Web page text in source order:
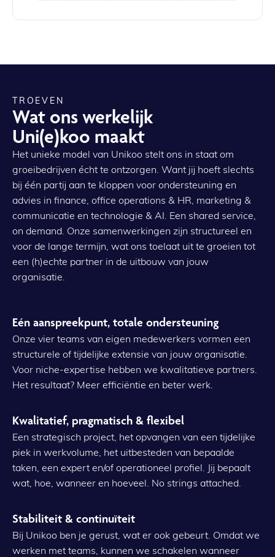
TROEVEN
Wat ons werkelijk
Uni(e)koo maakt
Het unieke model van Unikoo stelt ons in staat om
groeibedrijven écht te ontzorgen. Want jij hoeft slechts
bij één partij aan te kloppen voor ondersteuning en
advies in finance, office operations & HR, marketing &
communicatie en technologie & AI. Een shared service,
on demand. Onze samenwerkingen zijn structureel en
voor de lange termijn, wat ons toelaat uit te groeien tot
een (h)echte partner in de uitbouw van jouw
organisatie.
Eén aanspreekpunt, totale ondersteuning
Onze vier teams van eigen medewerkers vormen een
structurele of tijdelijke extensie van jouw organisatie.
Voor niche-expertise hebben we kwalitatieve partners.
Het resultaat? Meer efficiëntie en beter werk.
Kwalitatief, pragmatisch & flexibel
Een strategisch project, het opvangen van een tijdelijke
piek in werkvolume, het uitbesteden van bepaalde
taken, een expert en/of operationeel profiel. Jij bepaalt
wat, hoe, wanneer en hoeveel. No strings attached.
Stabiliteit & continuïteit
Bij Unikoo ben je gerust, wat er ook gebeurt. Omdat we
werken met teams, kunnen we schakelen wanneer